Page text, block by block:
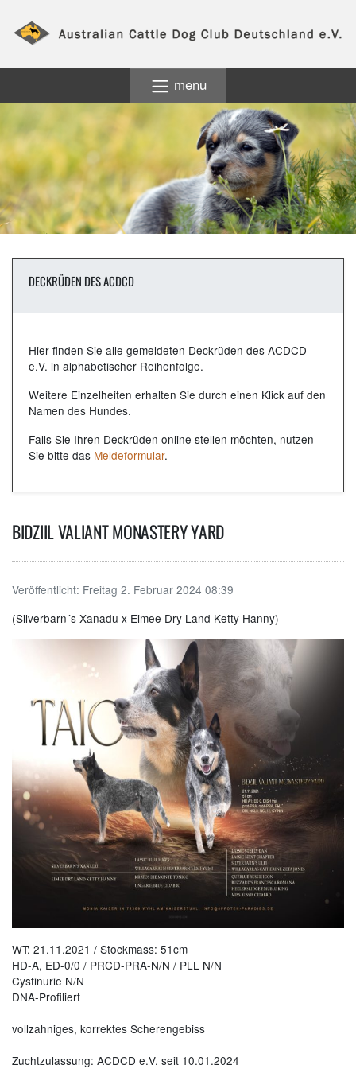
menu
DECKRÜDEN DES ACDCD
Hier finden Sie alle gemeldeten Deckrüden des ACDCD
e.V. in alphabetischer Reihenfolge.
Weitere Einzelheiten erhalten Sie durch einen Klick auf den
Namen des Hundes.
Falls Sie Ihren Deckrüden online stellen möchten, nutzen
Sie bitte das Meldeformular.
BIDZIIL VALIANT MONASTERY YARD
Veröffentlicht: Freitag 2. Februar 2024 08:39
(Silverbarn´s Xanadu x Eimee Dry Land Ketty Hanny)
WT: 21.11.2021 / Stockmass: 51cm
HD-A, ED-0/0 / PRCD-PRA-N/N / PLL N/N
Cystinurie N/N
DNA-Profiliert
vollzahniges, korrektes Scherengebiss
Zuchtzulassung: ACDCD e.V. seit 10.01.2024